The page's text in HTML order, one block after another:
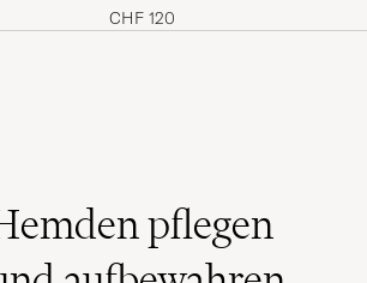
CHF 120
pflegen